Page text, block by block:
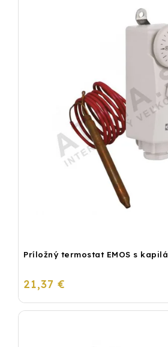
Príložný termostat EMOS s
21,37 €